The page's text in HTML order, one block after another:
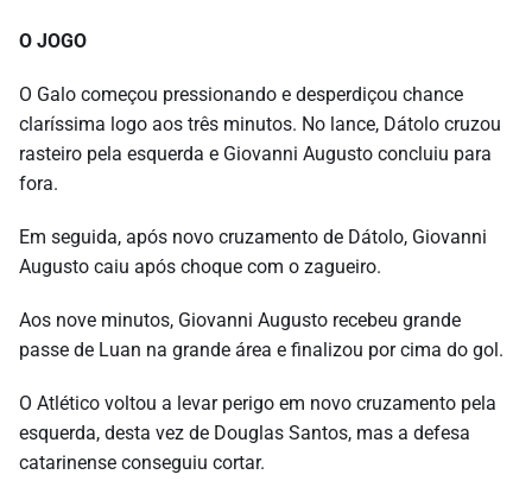
O JOGO
O Galo começou pressionando e desperdiçou chance
claríssima logo aos três minutos. No lance, Dátolo cruzou
rasteiro pela esquerda e Giovanni Augusto concluiu para
fora.
Em seguida, após novo cruzamento de Dátolo, Giovanni
Augusto caiu após choque com o zagueiro.
Aos nove minutos, Giovanni Augusto recebeu grande
passe de Luan na grande área e finalizou por cima do gol.
O Atlético voltou a levar perigo em novo cruzamento pela
esquerda, desta vez de Douglas Santos, mas a defesa
catarinense conseguiu cortar.